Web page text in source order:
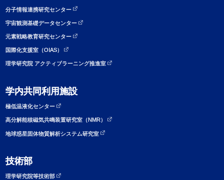
分子情報連携研究センター
宇宙観測基礎データセンター
元素戦略教育研究センター
国際化支援室（OIAS）
理学研究院 アクティブラーニング推進室
学内共同利用施設
極低温液化センター
高分解能核磁気共鳴装置研究室（NMR）
地球惑星固体物質解析システム研究室
技術部
理学研究院等技術部